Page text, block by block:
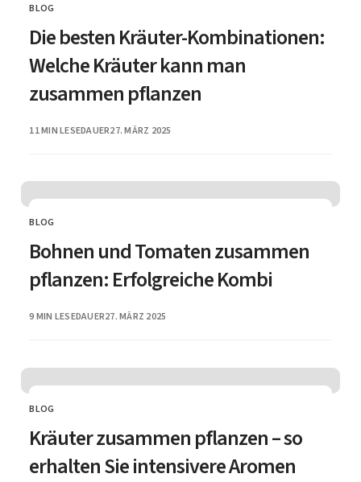
CATEGORY
BLOG
Die besten Kräuter-Kombinationen:
Welche Kräuter kann man
zusammen pflanzen
11 MIN LESEDAUERPUBLISHED
27. MÄRZ 2025
CATEGORY
BLOG
Bohnen und Tomaten zusammen
pflanzen: Erfolgreiche Kombi
9 MIN LESEDAUERPUBLISHED
27. MÄRZ 2025
CATEGORY
BLOG
Kräuter zusammen pflanzen – so
erhalten Sie intensivere Aromen